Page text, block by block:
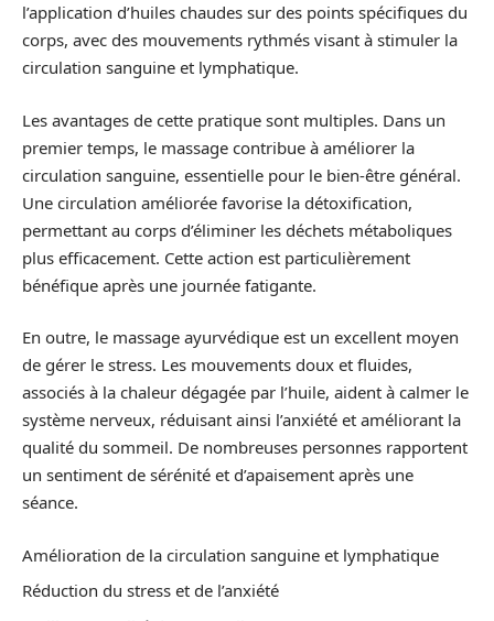
l’application d’huiles chaudes sur des points spécifiques du
corps, avec des mouvements rythmés visant à stimuler la
circulation sanguine et lymphatique.
Les avantages de cette pratique sont multiples. Dans un
premier temps, le massage contribue à améliorer la
circulation sanguine, essentielle pour le bien-être général.
Une circulation améliorée favorise la détoxification,
permettant au corps d’éliminer les déchets métaboliques
plus efficacement. Cette action est particulièrement
bénéfique après une journée fatigante.
En outre, le massage ayurvédique est un excellent moyen
de gérer le stress. Les mouvements doux et fluides,
associés à la chaleur dégagée par l’huile, aident à calmer le
système nerveux, réduisant ainsi l’anxiété et améliorant la
qualité du sommeil. De nombreuses personnes rapportent
un sentiment de sérénité et d’apaisement après une
séance.
Amélioration de la circulation sanguine et lymphatique
Réduction du stress et de l’anxiété